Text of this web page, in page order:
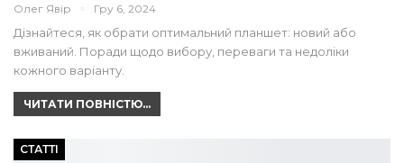
Олег Явір Гру 6, 2024
Дізнайтеся, як обрати оптимальний планшет: новий або
вживаний. Поради щодо вибору, переваги та недоліки
кожного варіанту.
ЧИТАТИ ПОВНІСТЮ...
СТАТТІ